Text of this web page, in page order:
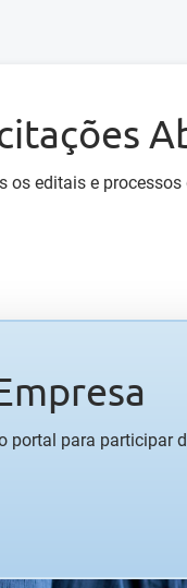
os editais e
portal para participar